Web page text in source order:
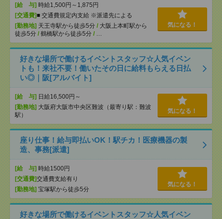
[給 与] 時給1,500円～1,875円
[交通費]■ 交通費規定内支給 ※派遣先による
[勤務地] 天王寺駅から徒歩5分 / 大阪上本町駅から
徒歩5分 / 鶴橋駅から徒歩5分 / …
気になる！
好きな場所で働けるイベントスタッフ☆人気イベン
トも！来社不要！働いたその日に給料もらえる日払
い◎｜阪[アルバイト]
[給 与] 日給16,500円～
[勤務地] 大阪府大阪市中央区難波（最寄り駅：難波
駅）
気になる！
座り仕事！給与即払いOK！駅チカ！医療機器の製
造、事務[派遣]
[給 与] 時給1500円
[交通費]交通費支給有り
[勤務地] 宝塚駅から徒歩5分
気になる！
好きな場所で働けるイベントスタッフ☆人気イベン